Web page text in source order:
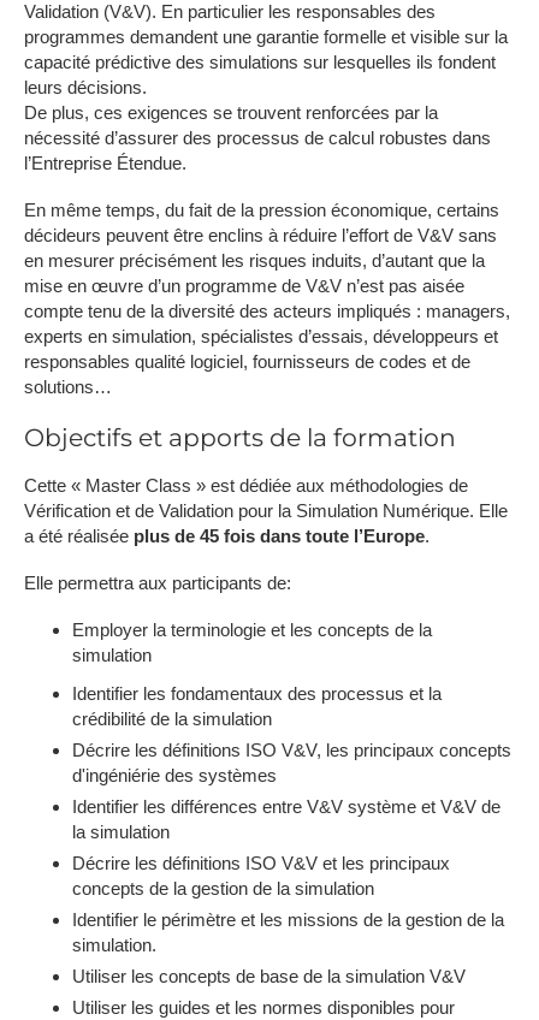
Validation (V&V). En particulier les responsables des
programmes demandent une garantie formelle et visible sur la
capacité prédictive des simulations sur lesquelles ils fondent
leurs décisions.
De plus, ces exigences se trouvent renforcées par la
nécessité d’assurer des processus de calcul robustes dans
l’Entreprise Étendue.
En même temps, du fait de la pression économique, certains
décideurs peuvent être enclins à réduire l’effort de V&V sans
en mesurer précisément les risques induits, d’autant que la
mise en œuvre d’un programme de V&V n’est pas aisée
compte tenu de la diversité des acteurs impliqués : managers,
experts en simulation, spécialistes d’essais, développeurs et
responsables qualité logiciel, fournisseurs de codes et de
solutions…
Objectifs et apports de la formation
Cette « Master Class » est dédiée aux méthodologies de
Vérification et de Validation pour la Simulation Numérique. Elle
a été réalisée plus de 45 fois dans toute l’Europe.
Elle permettra aux participants de:
Employer la terminologie et les concepts de la
simulation
Identifier les fondamentaux des processus et la
crédibilité de la simulation
Décrire les définitions ISO V&V, les principaux concepts
d'ingéniérie des systèmes
Identifier les différences entre V&V système et V&V de
la simulation
Décrire les définitions ISO V&V et les principaux
concepts de la gestion de la simulation
Identifier le périmètre et les missions de la gestion de la
simulation.
Utiliser les concepts de base de la simulation V&V
Utiliser les guides et les normes disponibles pour